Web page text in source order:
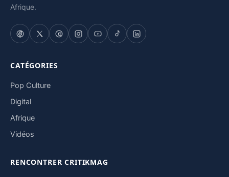
Afrique.
CATÉGORIES
Pop Culture
Digital
Afrique
Vidéos
RENCONTRER CRITIKMAG